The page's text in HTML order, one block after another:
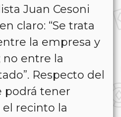
Juan Cesoni
claro: “Se trata
la empresa y
no entre la
Respecto del
podrá tener
recinto la